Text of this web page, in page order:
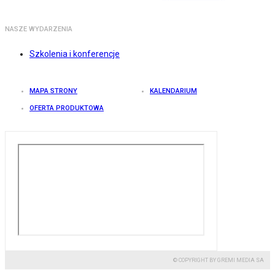
NASZE WYDARZENIA
Szkolenia i konferencje
MAPA STRONY KALENDARIUM
OFERTA PRODUKTOWA
© COPYRIGHT BY GREMI MEDIA SA